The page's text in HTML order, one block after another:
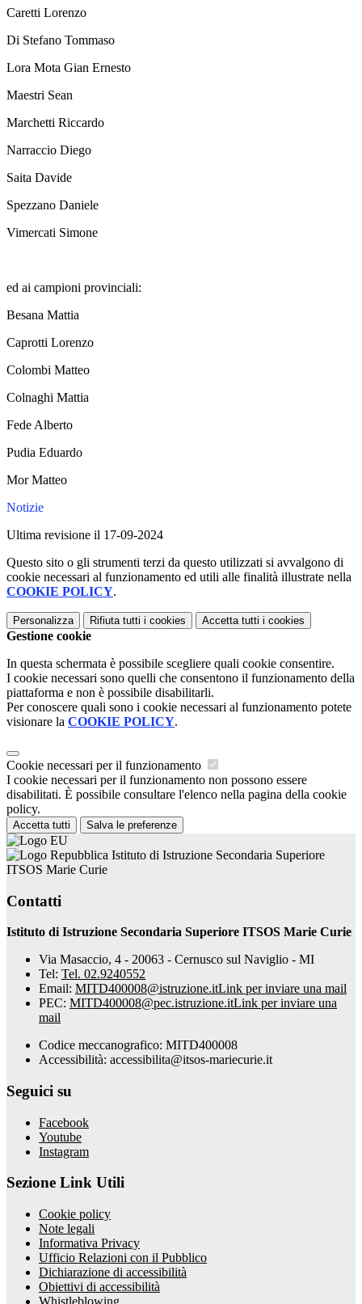
Caretti Lorenzo
Di Stefano Tommaso
Lora Mota Gian Ernesto
Maestri Sean
Marchetti Riccardo
Narraccio Diego
Saita Davide
Spezzano Daniele
Vimercati Simone
ed ai campioni provinciali:
Besana Mattia
Caprotti Lorenzo
Colombi Matteo
Colnaghi Mattia
Fede Alberto
Pudia Eduardo
Mor Matteo
Notizie
Ultima revisione il 17-09-2024
Questo sito o gli strumenti terzi da questo utilizzati si avvalgono di
cookie necessari al funzionamento ed utili alle finalità illustrate nella
COOKIE POLICY.
Personalizza Rifiuta tutti i cookies Accetta tutti i cookies
Gestione cookie
In questa schermata è possibile scegliere quali cookie consentire.
I cookie necessari sono quelli che consentono il funzionamento della
piattaforma e non è possibile disabilitarli.
Per conoscere quali sono i cookie necessari al funzionamento potete
visionare la COOKIE POLICY.
Cookie necessari per il funzionamento
I cookie necessari per il funzionamento non possono essere
disabilitati. È possibile consultare l'elenco nella pagina della cookie
policy.
Accetta tutti Salva le preferenze
Istituto di Istruzione Secondaria Superiore
ITSOS Marie Curie
Contatti
Istituto di Istruzione Secondaria Superiore ITSOS Marie Curie
Via Masaccio, 4 - 20063 - Cernusco sul Naviglio - MI
Tel: Tel. 02.9240552
Email: MITD400008@istruzione.itLink per inviare una mail
PEC: MITD400008@pec.istruzione.itLink per inviare una
mail
Codice meccanografico: MITD400008
Accessibilità: accessibilita@itsos-mariecurie.it
Seguici su
Facebook
Youtube
Instagram
Sezione Link Utili
Cookie policy
Note legali
Informativa Privacy
Ufficio Relazioni con il Pubblico
Dichiarazione di accessibilità
Obiettivi di accessibilità